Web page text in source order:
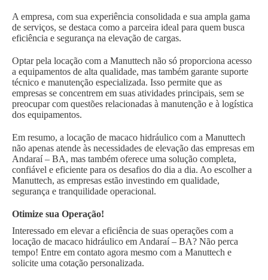
A empresa, com sua experiência consolidada e sua ampla gama
de serviços, se destaca como a parceira ideal para quem busca
eficiência e segurança na elevação de cargas.
Optar pela locação com a Manuttech não só proporciona acesso
a equipamentos de alta qualidade, mas também garante suporte
técnico e manutenção especializada. Isso permite que as
empresas se concentrem em suas atividades principais, sem se
preocupar com questões relacionadas à manutenção e à logística
dos equipamentos.
Em resumo, a locação de macaco hidráulico com a Manuttech
não apenas atende às necessidades de elevação das empresas em
Andaraí – BA, mas também oferece uma solução completa,
confiável e eficiente para os desafios do dia a dia. Ao escolher a
Manuttech, as empresas estão investindo em qualidade,
segurança e tranquilidade operacional.
Otimize sua Operação!
Interessado em elevar a eficiência de suas operações com a
locação de macaco hidráulico em Andaraí – BA? Não perca
tempo! Entre em contato agora mesmo com a Manuttech e
solicite uma cotação personalizada.